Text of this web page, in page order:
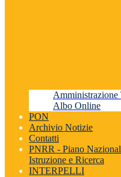
Amministrazione
Albo Online
PON
Archivio Notizie
Contatti
PNRR - Piano
Istruzione e Ricerca
INTERPELLI